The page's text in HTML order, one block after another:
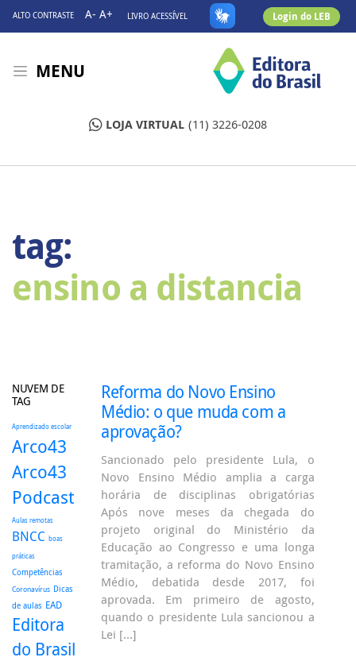
ALTO CONTRASTE A- A+ LIVRO ACESSÍVEL Login do LEB
MENU
LOJA VIRTUAL (11) 3226-0208
tag:
ensino a distancia
NUVEM DE
TAG
Aprendizado escolar
Arco43
Arco43
Podcast
Aulas remotas
BNCC boas
práticas
Competências
Coronavírus Dicas
de aulas EAD
Editora
do Brasil
Reforma do Novo Ensino
Médio: o que muda com a
aprovação?
Sancionado pelo presidente Lula, o
Novo Ensino Médio amplia a carga
horária de disciplinas obrigatórias
Após nove meses da chegada do
projeto original do Ministério da
Educação ao Congresso e uma longa
tramitação, a reforma do Novo Ensino
Médio, debatida desde 2017, foi
aprovada. Em primeiro de agosto,
quando o presidente Lula sancionou a
Lei […]